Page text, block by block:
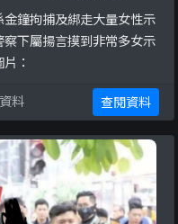
鐘拘捕及綁走大量女性示
下屬揚言摸到非常多女示
：
料 查閱資料